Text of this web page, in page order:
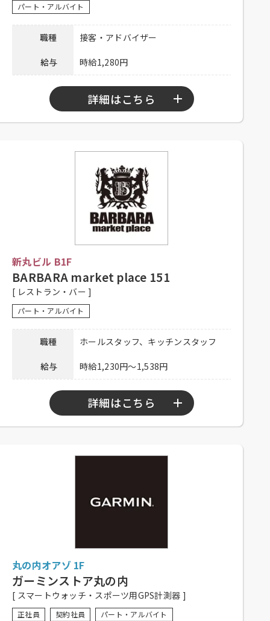
連絡先
03-6703-6603 担当：人事総務部
パート・アルバイト
職種 接客・アドバイザー
給与 時給1,280円
詳細はこちら
卒以上、主婦歓迎、フリーター歓
迎、未経験者可
昇給有り 、制服貸与、社内割引有
り、外国語手当有り、交通費一部支
給（上限1,000円／日）
応募方法
来店ください。
連絡先 03-6257-7088 担当：松岡
新丸ビル B1F
BARBARA market place 151
[ レストラン・バー ]
パート・アルバイト
職種 ホールスタッフ、キッチンスタッフ
給与 時給1,230円～1,538円
詳細はこちら
経験者可
ない有り、研修有り（時給変動なし）、制
服一部貸与、系列店スタッフ割引有り、交
通費一部支給（上限15,000円／月）
備考
履歴書不要！ぜひお気軽にご応募くださ
い。
丸の内オアゾ 1F
ガーミンストア丸の内
[ スマートウォッチ・スポーツ用GPS計測器 ]
正社員 契約社員 パート・アルバイト